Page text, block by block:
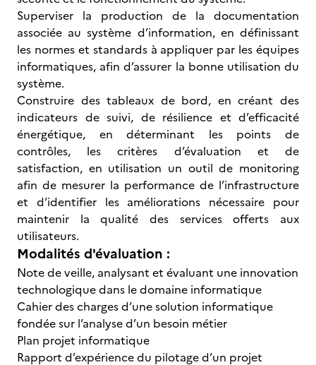
Superviser la production de la documentation
associée au système d’information, en définissant
les normes et standards à appliquer par les équipes
informatiques, afin d’assurer la bonne utilisation du
système.
Construire des tableaux de bord, en créant des
indicateurs de suivi, de résilience et d’efficacité
énergétique, en déterminant les points de
contrôles, les critères d’évaluation et de
satisfaction, en utilisation un outil de monitoring
afin de mesurer la performance de l’infrastructure
et d’identifier les améliorations nécessaire pour
maintenir la qualité des services offerts aux
utilisateurs.
Modalités d'évaluation :
Note de veille, analysant et évaluant une innovation
technologique dans le domaine informatique
Cahier des charges d’une solution informatique
fondée sur l’analyse d’un besoin métier
Plan projet informatique
Rapport d’expérience du pilotage d’un projet